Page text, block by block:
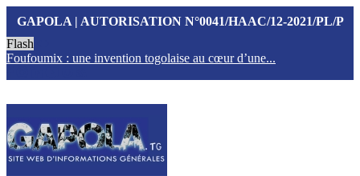
GAPOLA | AUTORISATION N°0041/HAAC/12-2021/PL/P
Flash
Foufoumix : une invention togolaise au cœur d’une...